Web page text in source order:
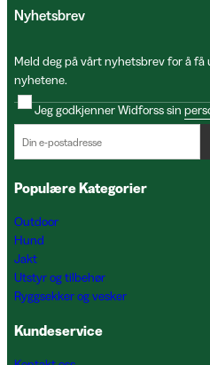
Nyhetsbrev
Meld deg på vårt nyhetsbrev for å
nyhetene.
Jeg godkjenner Widforss sin
Populære Kategorier
Outdoor
Hund
Jakt
Utstyr og tilbehør
Ryggsekker og vesker
Kundeservice